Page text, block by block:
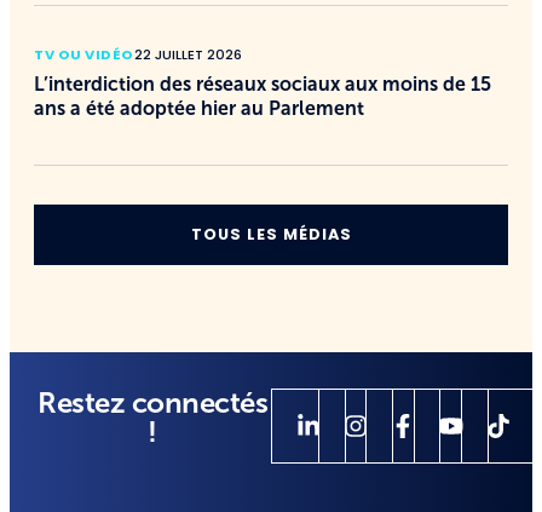
TV OU VIDÉO22 JUILLET 2026
L’interdiction des réseaux sociaux aux moins de 15
ans a été adoptée hier au Parlement
TOUS LES MÉDIAS
Restez connectés
!